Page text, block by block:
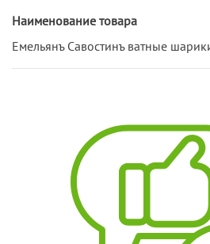
Наименование товара
Емельянъ Савостинъ ватные